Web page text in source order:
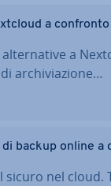
a confronto
a
ar­chi­via­zio­ne…
di backup online a
sicuro nel cloud.